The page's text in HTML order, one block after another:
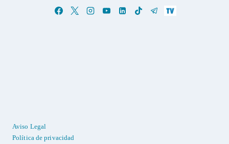
Aviso Legal
Política de privacidad